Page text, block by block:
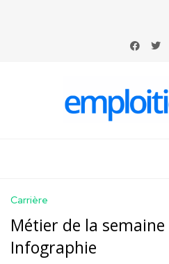
Carrière
Métier de la
Infographie